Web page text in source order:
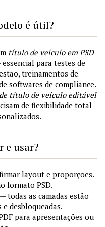
é útil?
título de veículo em PSD
para testes de
treinamentos de
softwares de compliance.
título de veículo editável
de flexibilidade total
e usar?
layout e proporções.
formato PSD.
todas as camadas estão
e desbloqueadas.
para apresentações ou